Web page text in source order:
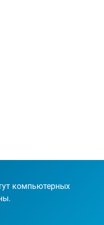
компьютерных